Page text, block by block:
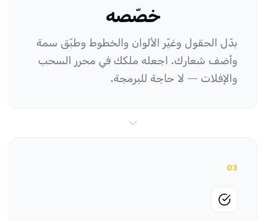
خصّصه
بدّل الحقول وغيّر الألوان والخطوط وطبّق سمة
وأضف شعارك. اجعله ملكك في محرر السحب
والإفلات — لا حاجة للبرمجة.
03